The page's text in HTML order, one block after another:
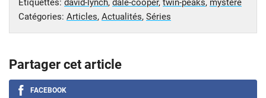
Catégories: Articles, Actualités, Séries
Partager cet article
FACEBOOK